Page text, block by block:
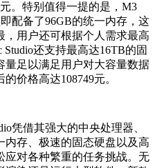
。特别值得一提的是，M3
配备了96GB的统一内存，这
用户还可根据个人需求最高
还支持最高达16TB的固
量足以满足用户对大容量数据
价格高达108749元。
凭借其强大的中央处理器、
内存、极速的固态硬盘以及高
应对各种繁重的任务挑战。无